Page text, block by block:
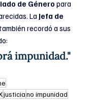
de Género para
La Jefa de
también recordó a sus
impunidad."
justiciano impunidad